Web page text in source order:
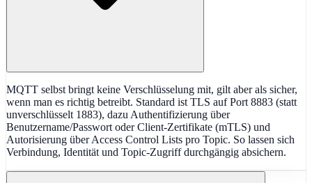
MQTT selbst bringt keine Verschlüsselung mit, gilt aber als sicher,
wenn man es richtig betreibt. Standard ist TLS auf Port 8883 (statt
unverschlüsselt 1883), dazu Authentifizierung über
Benutzername/Passwort oder Client-Zertifikate (mTLS) und
Autorisierung über Access Control Lists pro Topic. So lassen sich
Verbindung, Identität und Topic-Zugriff durchgängig absichern.